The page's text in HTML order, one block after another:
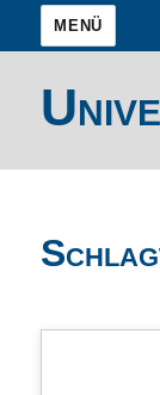
MENÜ